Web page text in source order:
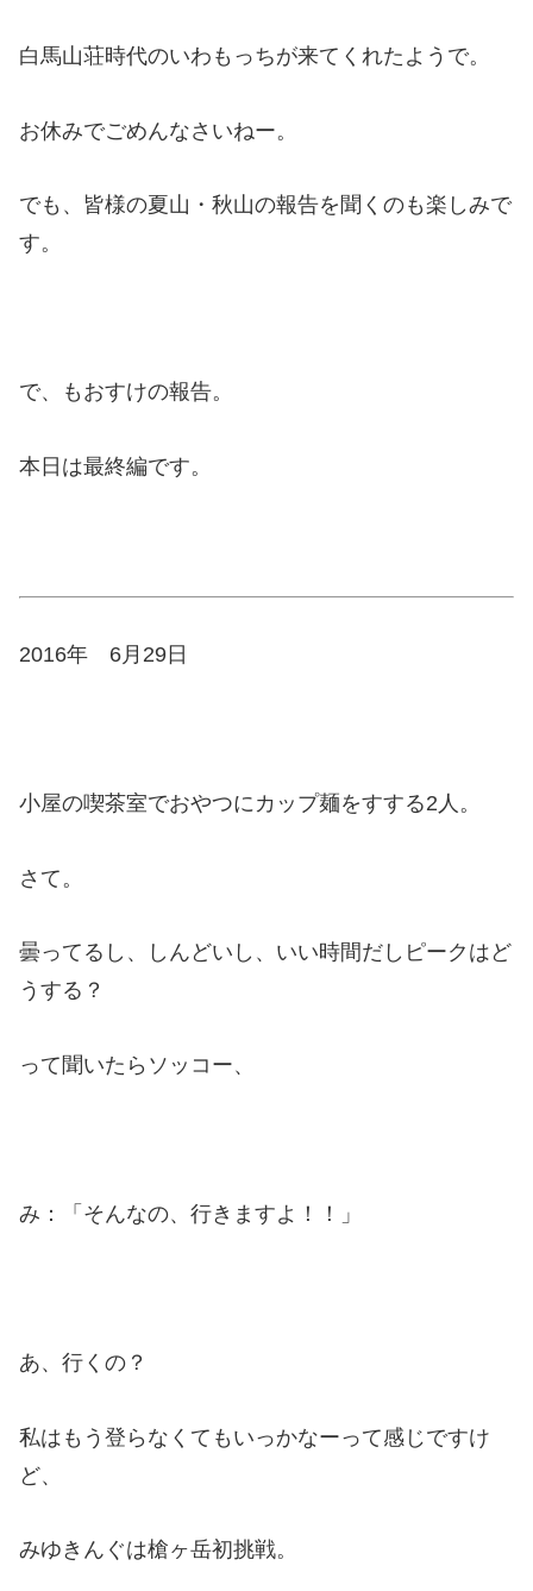
白馬山荘時代のいわもっちが来てくれたようで。
お休みでごめんなさいねー。
でも、皆様の夏山・秋山の報告を聞くのも楽しみで
す。
で、もおすけの報告。
本日は最終編です。
2016年 6月29日
小屋の喫茶室でおやつにカップ麺をすする2人。
さて。
曇ってるし、しんどいし、いい時間だしピークはど
うする？
って聞いたらソッコー、
み：「そんなの、行きますよ！！」
あ、行くの？
私はもう登らなくてもいっかなーって感じですけ
ど、
みゆきんぐは槍ヶ岳初挑戦。